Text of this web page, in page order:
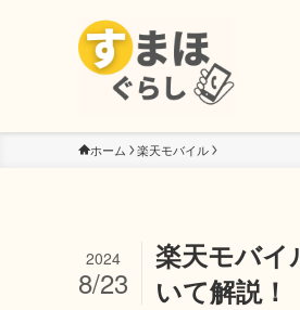
ホーム 楽天モバイル
楽天モバイ
いて解説！
2024
8/23